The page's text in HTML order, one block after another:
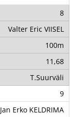
8
Valter Eric VIISEL
100m
11,68
T.Suurväli
9
Jan Erko KELDRIMA